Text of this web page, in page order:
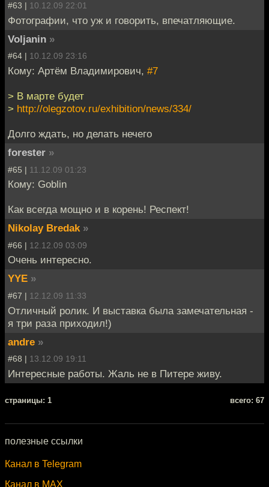
#63 | 10.12.09 22:01
Фотографии, что уж и говорить, впечатляющие.
Voljanin »
#64 | 10.12.09 23:16
Кому: Артём Владимирович, #7
> В марте будет
> http://olegzotov.ru/exhibition/news/334/
Долго ждать, но делать нечего
forester »
#65 | 11.12.09 01:23
Кому: Goblin
Как всегда мощно и в корень! Респект!
Nikolay Bredak »
#66 | 12.12.09 03:09
Очень интересно.
YYE »
#67 | 12.12.09 11:33
Отличный ролик. И выставка была замечательная -
я три раза приходил!)
andre »
#68 | 13.12.09 19:11
Интересные работы. Жаль не в Питере живу.
cтраницы: 1 всего: 67
полезные ссылки
Канал в Telegram
Канал в MAX